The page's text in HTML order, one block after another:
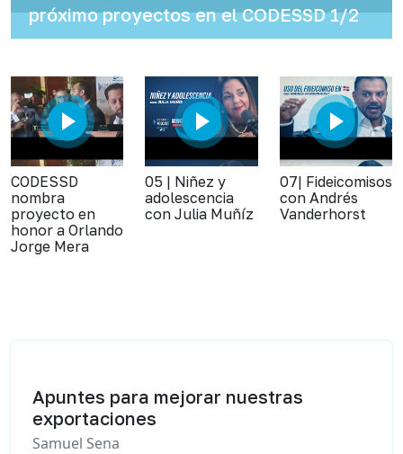
próximo proyectos en el CODESSD 1/2
CODESSD
nombra
proyecto en
honor a Orlando
Jorge Mera
05 | Niñez y
adolescencia
con Julia Muñíz
07| Fideicomisos
con Andrés
Vanderhorst
Apuntes para mejorar nuestras
exportaciones
Samuel Sena